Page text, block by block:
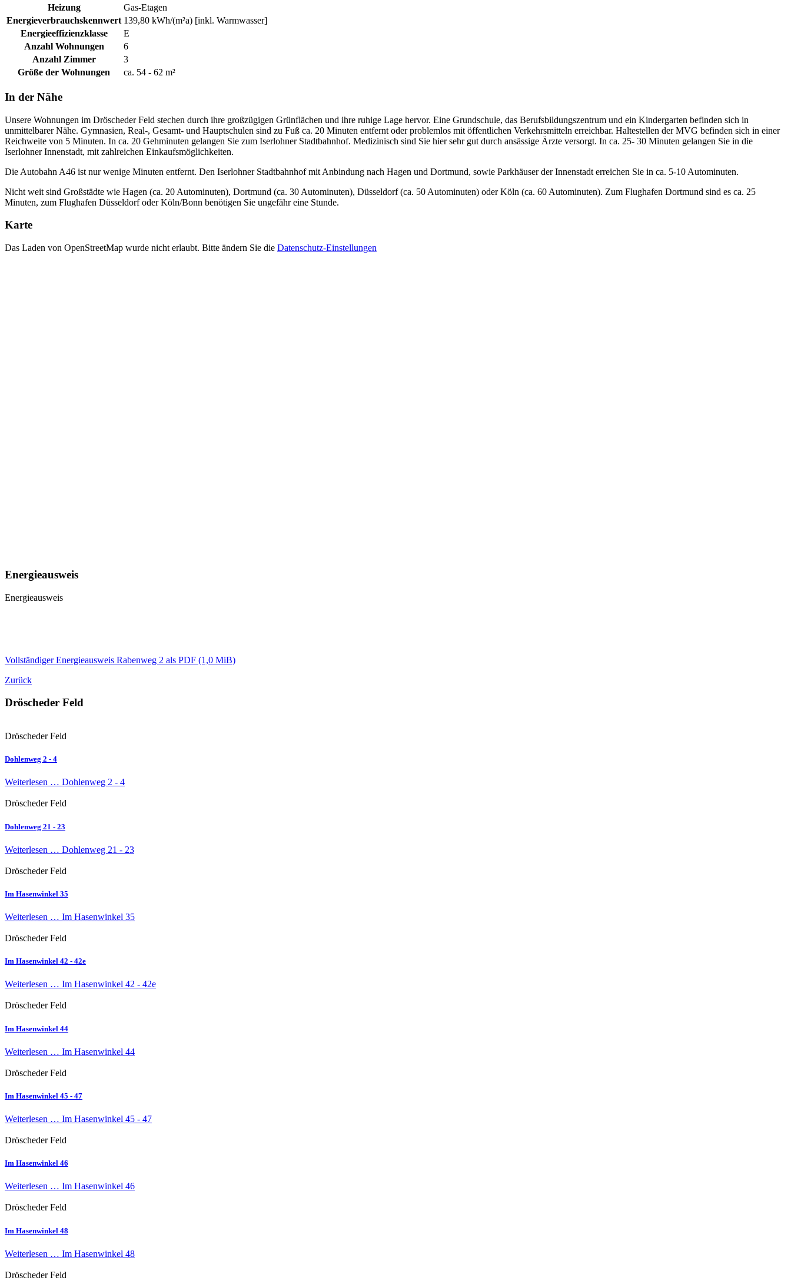
Heizung
Gas-Etagen
Energieverbrauchskennwert 139,80 kWh/(m²a) [inkl. Warmwasser]
Energieeffizienzklasse
E
Anzahl Wohnungen
6
Anzahl Zimmer
3
Größe der Wohnungen
ca. 54 - 62 m²
In der Nähe
Unsere Wohnungen im Dröscheder Feld stechen durch ihre großzügigen Grünflächen und ihre ruhige Lage hervor. Eine Grundschule, das Berufsbildungszentrum und ein Kindergarten befinden sich in
unmittelbarer Nähe. Gymnasien, Real-, Gesamt- und Hauptschulen sind zu Fuß ca. 20 Minuten entfernt oder problemlos mit öffentlichen Verkehrsmitteln erreichbar. Haltestellen der MVG befinden sich in einer
Reichweite von 5 Minuten. In ca. 20 Gehminuten gelangen Sie zum Iserlohner Stadtbahnhof. Medizinisch sind Sie hier sehr gut durch ansässige Ärzte versorgt. In ca. 25- 30 Minuten gelangen Sie in die
Iserlohner Innenstadt, mit zahlreichen Einkaufsmöglichkeiten.
Die Autobahn A46 ist nur wenige Minuten entfernt. Den Iserlohner Stadtbahnhof mit Anbindung nach Hagen und Dortmund, sowie Parkhäuser der Innenstadt erreichen Sie in ca. 5-10 Autominuten.
Nicht weit sind Großstädte wie Hagen (ca. 20 Autominuten), Dortmund (ca. 30 Autominuten), Düsseldorf (ca. 50 Autominuten) oder Köln (ca. 60 Autominuten). Zum Flughafen Dortmund sind es ca. 25
Minuten, zum Flughafen Düsseldorf oder Köln/Bonn benötigen Sie ungefähr eine Stunde.
Karte
Das Laden von OpenStreetMap wurde nicht erlaubt. Bitte ändern Sie die Datenschutz-Einstellungen
Energieausweis
Energieausweis
Vollständiger Energieausweis Rabenweg 2 als PDF (1,0 MiB)
Zurück
Dröscheder Feld
Dröscheder Feld
Dohlenweg 2 - 4
Weiterlesen … Dohlenweg 2 - 4
Dröscheder Feld
Dohlenweg 21 - 23
Weiterlesen … Dohlenweg 21 - 23
Dröscheder Feld
Im Hasenwinkel 35
Weiterlesen … Im Hasenwinkel 35
Dröscheder Feld
Im Hasenwinkel 42 - 42e
Weiterlesen … Im Hasenwinkel 42 - 42e
Dröscheder Feld
Im Hasenwinkel 44
Weiterlesen … Im Hasenwinkel 44
Dröscheder Feld
Im Hasenwinkel 45 - 47
Weiterlesen … Im Hasenwinkel 45 - 47
Dröscheder Feld
Im Hasenwinkel 46
Weiterlesen … Im Hasenwinkel 46
Dröscheder Feld
Im Hasenwinkel 48
Weiterlesen … Im Hasenwinkel 48
Dröscheder Feld